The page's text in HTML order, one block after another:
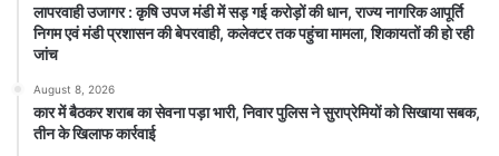
लापरवाही उजागर : कृषि उपज मंडी में सड़ गई करोड़ों की धान, राज्य नागरिक आपूर्ति
निगम एवं मंडी प्रशासन की बेपरवाही, कलेक्टर तक पहुंचा मामला, शिकायतों की हो रही
जांच
August 8, 2026
कार में बैठकर शराब का सेवना पड़ा भारी, निवार पुलिस ने सुराप्रेमियों को सिखाया सबक,
तीन के खिलाफ कार्रवाई